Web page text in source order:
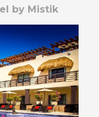
by Mistik